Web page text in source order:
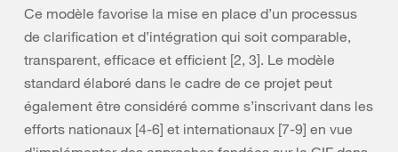
Ce modèle favorise la mise en place d’un processus
de clarification et d’intégration qui soit comparable,
transparent, efficace et efficient [2, 3]. Le modèle
standard élaboré dans le cadre de ce projet peut
également être considéré comme s’inscrivant dans les
efforts nationaux [4-6] et internationaux [7-9] en vue